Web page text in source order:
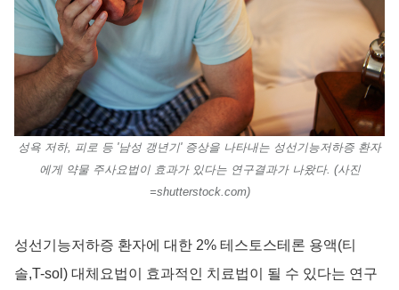
성욕 저하, 피로 등 '남성 갱년기' 증상을 나타내는 성선기능저하증 환자
에게 약물 주사요법이 효과가 있다는 연구결과가 나왔다. (사진
=shutterstock.com)
성선기능저하증 환자에 대한 2% 테스토스테론 용액(티
솔,T-sol) 대체요법이 효과적인 치료법이 될 수 있다는 연구